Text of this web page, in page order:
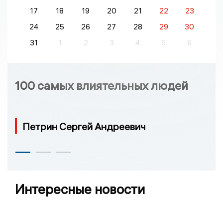
17
18 19 20 21 22
23
24
25 26 27 28 29
30
31
1 2 3 4 5 6
100 самых влиятельных людей
Петрин Сергей Андреевич
Интересные новости